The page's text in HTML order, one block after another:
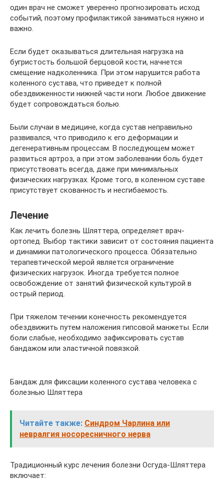
один врач не сможет уверенно прогнозировать исход
событий, поэтому профилактикой заниматься нужно и
важно.
Если будет оказываться длительная нагрузка на
бугристость большой берцовой кости, начнется
смещение надколенника. При этом нарушится работа
коленного сустава, что приведет к полной
обездвиженности нижней части ноги. Любое движение
будет сопровождаться болью.
Были случаи в медицине, когда сустав неправильно
развивался, что приводило к его деформации и
дегенеративным процессам. В последующем может
развиться артроз, а при этом заболевании боль будет
присутствовать всегда, даже при минимальных
физических нагрузках. Кроме того, в коленном суставе
присутствует скованность и несгибаемость.
Лечение
Как лечить болезнь Шляттера, определяет врач-
ортопед. Выбор тактики зависит от состояния пациента
и динамики патологического процесса. Обязательно
терапевтической мерой является ограничение
физических нагрузок. Иногда требуется полное
освобождение от занятий физической культурой в
острый период.
При тяжелом течении конечность рекомендуется
обездвижить путем наложения гипсовой манжеты. Если
боли слабые, необходимо зафиксировать сустав
бандажом или эластичной повязкой.
Бандаж для фиксации коленного сустава человека с
болезнью Шляттера
Читайте также: Синдром Чарлина или
невралгия носоресничного нерва
Традиционный курс лечения болезни Осгуда-Шляттера
включает: